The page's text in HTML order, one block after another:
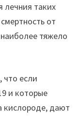
лечния таких
от
тяжело
что если
и которые
кислороде, дают